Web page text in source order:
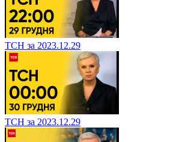
ТСН за 2023.12.29
ТСН за 2023.12.29